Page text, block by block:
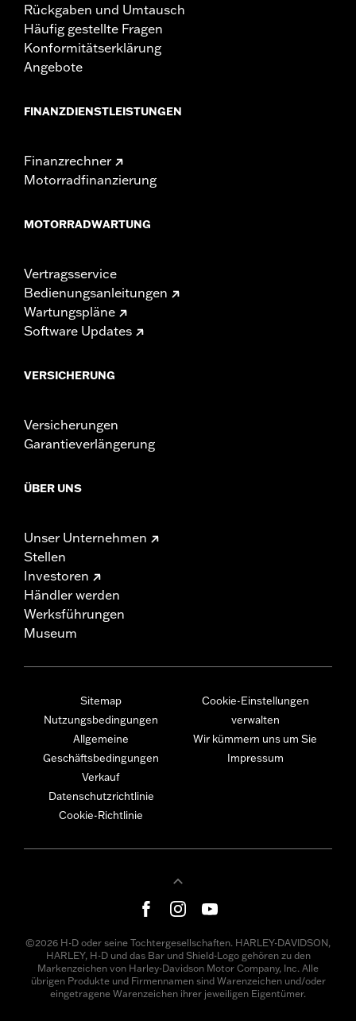
Rückgaben und Umtausch
Häufig gestellte Fragen
Konformitätserklärung
Angebote
FINANZDIENSTLEISTUNGEN
Finanzrechner
Motorradfinanzierung
MOTORRADWARTUNG
Vertragsservice
Bedienungsanleitungen
Wartungspläne
Software Updates
VERSICHERUNG
Versicherungen
Garantieverlängerung
ÜBER UNS
Unser Unternehmen
Stellen
Investoren
Händler werden
Werksführungen
Museum
Sitemap
Nutzungsbedingungen
Allgemeine
Geschäftsbedingungen
Verkauf
Datenschutzrichtlinie
Cookie-Richtlinie
Cookie-Einstellungen
verwalten
Wir kümmern uns um Sie
Impressum
©2026 H-D oder seine Tochtergesellschaften. HARLEY-DAVIDSON,
HARLEY, H-D und das Bar und Shield-Logo gehören zu den
Markenzeichen von Harley-Davidson Motor Company, Inc. Alle
übrigen Produkte und Firmennamen sind Warenzeichen und/oder
eingetragene Warenzeichen ihrer jeweiligen Eigentümer.